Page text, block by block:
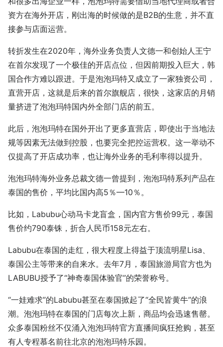
资方在海外开店，刚出海的时候做的是B2B的生意，并不直
接参与店面运营。
转折发生在2020年，海外业务负责人文德一和创始人王宁
在首尔发现了一个极佳的开店点位，但因前期投入巨大，韩
国合作方难以跟进。于是泡泡玛特又成立了一家独资公司，
直营开店，这就是后来的首尔旗舰店，很快，这家店的月销
量挤进了泡泡玛特国内外全部门店的前五。
此后，泡泡玛特在国外开出了更多直营店，即使出于当地法
规等因素无法做到控股，也要完全把控运营权。这一举动不
仅提高了开店成功率，也让海外业务的毛利率得以提升。
泡泡玛特海外业务总裁文德一曾提到，泡泡玛特系列产品在
泰国的售价，平均比国内高5％—10％。
比如，Labubu心动马卡龙盲盒，国内官方售价99元，泰国
售价约790泰铢，折合人民币158元左右。
Labubu在泰国的走红，很大程度上得益于顶流明星Lisa、
泰国公主等带来的自来水。去年7月，泰国旅游局官方也为
LABUBU授予了“神奇泰国体验官”的荣誉称号。
“一娃难求”的Labubu甚至在泰国掀起了“全民皆黄牛”的浪
潮。泡泡玛特在泰国的门店每次上新，商品均会迅速售罄。
众多泰国粉丝不仅涌入泡泡玛特官方直播间疯狂抢购，甚至
有人专程慕名前往北京的泡泡玛特乐园。